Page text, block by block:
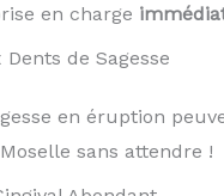
en charge
de Sagesse
en éruption
sans attendre !